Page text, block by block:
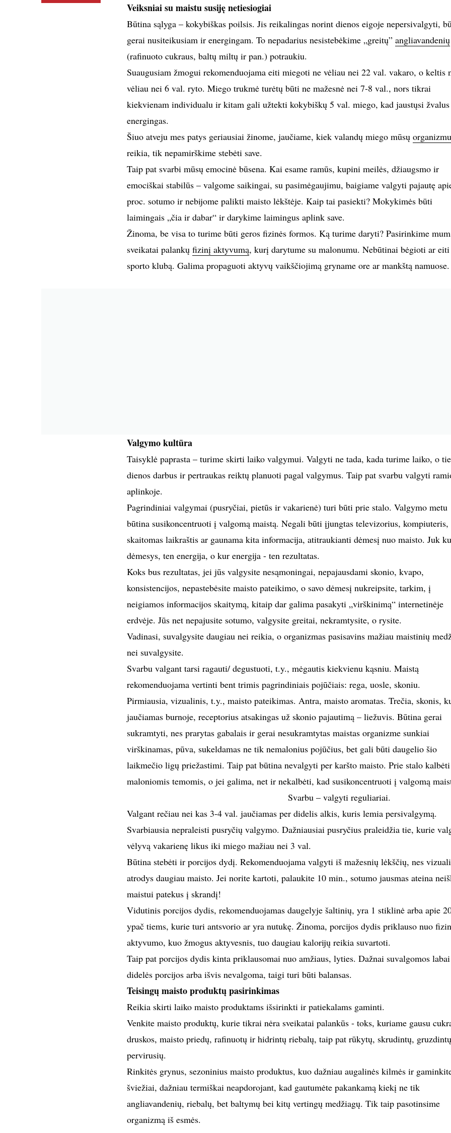
Veiksniai su maistu susiję netiesiogiai
Būtina sąlyga – kokybiškas poilsis. Jis reikalingas norint dienos eigoje nepersivalgyti,
gerai nusiteikusiam ir energingam. To nepadarius nesistebėkime „greitų” angliavandenių
(rafinuoto cukraus, baltų miltų ir pan.) potraukiu.
Suaugusiam žmogui rekomenduojama eiti miegoti ne vėliau nei 22 val. vakaro, o keltis
vėliau nei 6 val. ryto. Miego trukmė turėtų būti ne mažesnė nei 7-8 val., nors tikrai
kiekvienam individualu ir kitam gali užtekti kokybiškų 5 val. miego, kad jaustųsi
energingas.
Šiuo atveju mes patys geriausiai žinome, jaučiame, kiek valandų miego mūsų
reikia, tik nepamirškime stebėti save.
Taip pat svarbi mūsų emocinė būsena. Kai esame ramūs, kupini meilės, džiaugsmo ir
emociškai stabilūs – valgome saikingai, su pasimėgaujimu, baigiame valgyti pajautę
proc. sotumo ir nebijome palikti maisto lėkštėje. Kaip tai pasiekti? Mokykimės būti
laimingais „čia ir dabar“ ir darykime laimingus aplink save.
Žinoma, be visa to turime būti geros fizinės formos. Ką turime daryti? Pasirinkime
sveikatai palankų fizinį aktyvumą, kurį darytume su malonumu. Nebūtinai bėgioti ar
sporto klubą. Galima propaguoti aktyvų vaikščiojimą gryname ore ar mankštą namuose.
Valgymo kultūra
Taisyklė paprasta – turime skirti laiko valgymui. Valgyti ne tada, kada turime laiko, o
dienos darbus ir pertraukas reiktų planuoti pagal valgymus. Taip pat svarbu valgyti
aplinkoje.
Pagrindiniai valgymai (pusryčiai, pietūs ir vakarienė) turi būti prie stalo. Valgymo metu
būtina susikoncentruoti į valgomą maistą. Negali būti įjungtas televizorius, kompiuteris,
skaitomas laikraštis ar gaunama kita informacija, atitraukianti dėmesį nuo maisto. Juk
dėmesys, ten energija, o kur energija - ten rezultatas.
Koks bus rezultatas, jei jūs valgysite nesąmoningai, nepajausdami skonio, kvapo,
konsistencijos, nepastebėsite maisto pateikimo, o savo dėmesį nukreipsite, tarkim, į
neigiamos informacijos skaitymą, kitaip dar galima pasakyti „virškinimą“ internetinėje
erdvėje. Jūs net nepajusite sotumo, valgysite greitai, nekramtysite, o rysite.
Vadinasi, suvalgysite daugiau nei reikia, o organizmas pasisavins mažiau maistinių
nei suvalgysite.
Svarbu valgant tarsi ragauti/ degustuoti, t.y., mėgautis kiekvienu kąsniu. Maistą
rekomenduojama vertinti bent trimis pagrindiniais pojūčiais: rega, uosle, skoniu.
Pirmiausia, vizualinis, t.y., maisto pateikimas. Antra, maisto aromatas. Trečia, skonis,
jaučiamas burnoje, receptorius atsakingas už skonio pajautimą – liežuvis. Būtina gerai
sukramtyti, nes prarytas gabalais ir gerai nesukramtytas maistas organizme sunkiai
virškinamas, pūva, sukeldamas ne tik nemalonius pojūčius, bet gali būti daugelio šio
laikmečio ligų priežastimi. Taip pat būtina nevalgyti per karšto maisto. Prie stalo
maloniomis temomis, o jei galima, net ir nekalbėti, kad susikoncentruoti į valgomą
Svarbu – valgyti reguliariai.
Valgant rečiau nei kas 3-4 val. jaučiamas per didelis alkis, kuris lemia persivalgymą.
Svarbiausia nepraleisti pusryčių valgymo. Dažniausiai pusryčius praleidžia tie, kurie
vėlyvą vakarienę likus iki miego mažiau nei 3 val.
Būtina stebėti ir porcijos dydį. Rekomenduojama valgyti iš mažesnių lėkščių, nes
atrodys daugiau maisto. Jei norite kartoti, palaukite 10 min., sotumo jausmas ateina
maistui patekus į skrandį!
Vidutinis porcijos dydis, rekomenduojamas daugelyje šaltinių, yra 1 stiklinė arba apie
ypač tiems, kurie turi antsvorio ar yra nutukę. Žinoma, porcijos dydis priklauso nuo
aktyvumo, kuo žmogus aktyvesnis, tuo daugiau kalorijų reikia suvartoti.
Taip pat porcijos dydis kinta priklausomai nuo amžiaus, lyties. Dažnai suvalgomos labai
didelės porcijos arba išvis nevalgoma, taigi turi būti balansas.
Teisingų maisto produktų pasirinkimas
Reikia skirti laiko maisto produktams išsirinkti ir patiekalams gaminti.
Venkite maisto produktų, kurie tikrai nėra sveikatai palankūs - toks, kuriame gausu
druskos, maisto priedų, rafinuotų ir hidrintų riebalų, taip pat rūkytų, skrudintų,
pervirusių.
Rinkitės grynus, sezoninius maisto produktus, kuo dažniau augalinės kilmės ir
šviežiai, dažniau termiškai neapdorojant, kad gautumėte pakankamą kiekį ne tik
angliavandenių, riebalų, bet baltymų bei kitų vertingų medžiagų. Tik taip pasotinsime
organizmą iš esmės.